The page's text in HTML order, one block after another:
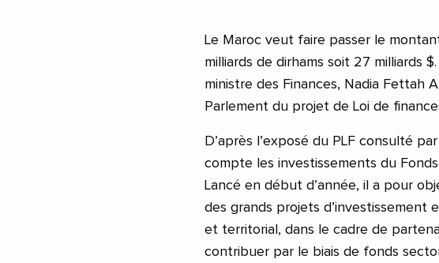
Le Maroc veut faire passer le
milliards de dirhams soit 27 milliards
ministre des Finances, Nadia Fettah
Parlement du projet de Loi de
D’après l’exposé du PLF consulté
compte les investissements du
Lancé en début d’année, il a pour
des grands projets d’investissement
et territorial, dans le cadre de
contribuer par le biais de fonds